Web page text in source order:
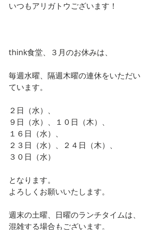
いつもアリガトウございます！
think食堂、３月のお休みは、
毎週水曜、隔週木曜の連休をいただい
ています。
２日（水）、
９日（水）、１０日（木）、
１６日（水）、
２３日（水）、２４日（木）、
３０日（水）
となります。
よろしくお願いいたします。
週末の土曜、日曜のランチタイムは、
混雑する場合もございます。